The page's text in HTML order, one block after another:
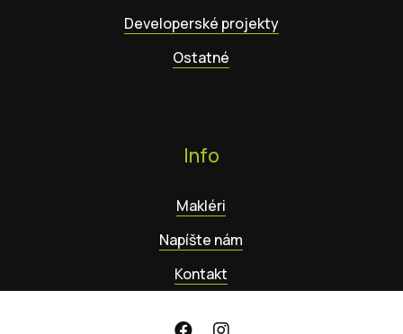
Developerské projekty
Ostatné
Info
Makléri
Napíšte nám
Kontakt